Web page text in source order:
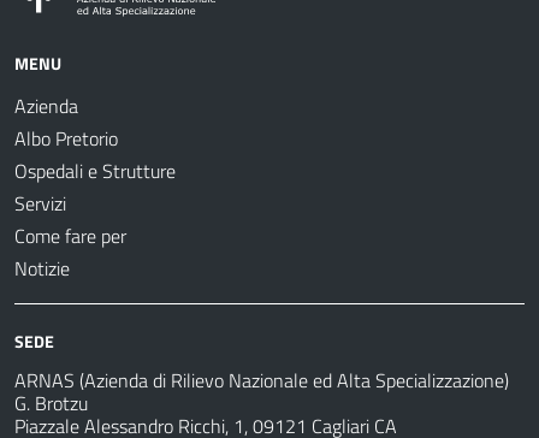
MENU
Azienda
Albo Pretorio
Ospedali e Strutture
Servizi
Come fare per
Notizie
SEDE
ARNAS (Azienda di Rilievo Nazionale ed Alta Specializzazione)
G. Brotzu
Piazzale Alessandro Ricchi, 1, 09121 Cagliari CA